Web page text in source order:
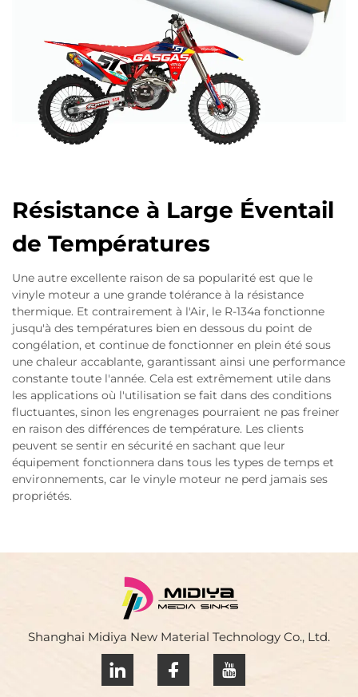
Résistance à Large Éventail
de Températures
Une autre excellente raison de sa popularité est que le
vinyle moteur a une grande tolérance à la résistance
thermique. Et contrairement à l'Air, le R-134a fonctionne
jusqu'à des températures bien en dessous du point de
congélation, et continue de fonctionner en plein été sous
une chaleur accablante, garantissant ainsi une performance
constante toute l'année. Cela est extrêmement utile dans
les applications où l'utilisation se fait dans des conditions
fluctuantes, sinon les engrenages pourraient ne pas freiner
en raison des différences de température. Les clients
peuvent se sentir en sécurité en sachant que leur
équipement fonctionnera dans tous les types de temps et
environnements, car le vinyle moteur ne perd jamais ses
propriétés.
Shanghai Midiya New Material Technology Co., Ltd.